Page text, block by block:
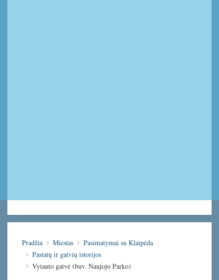
Pradžia Miestas
Pasimatymai su Klaipėda
Pastatų ir gatvių istorijos
Vytauto gatvė (buv. Naujojo Parko)